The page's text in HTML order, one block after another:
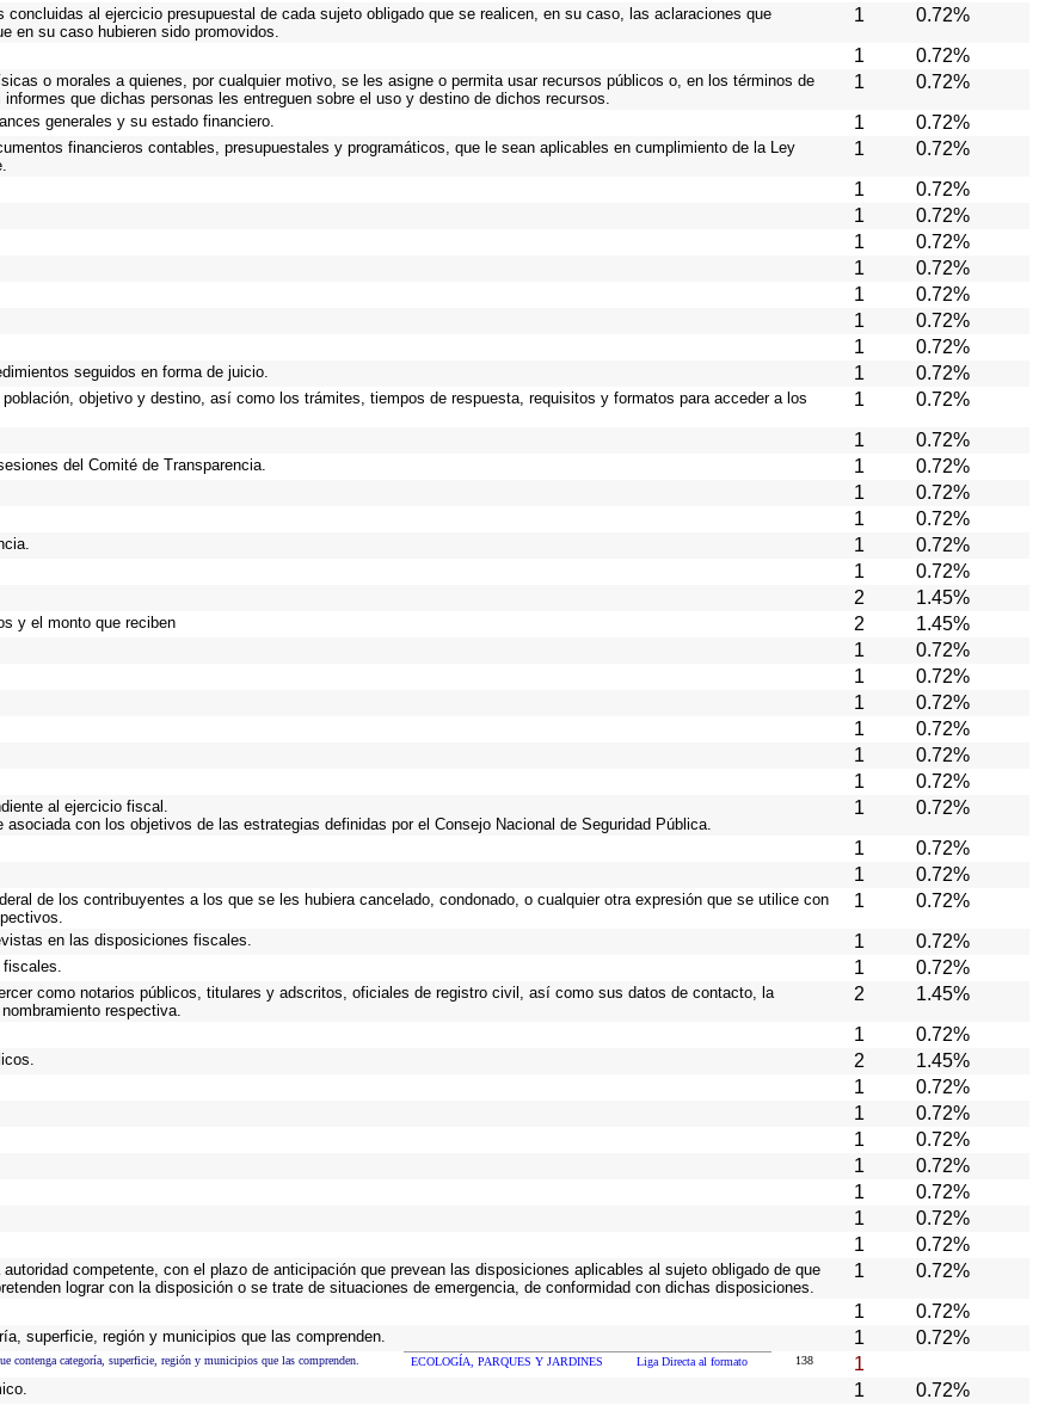
al ejercicio presupuestal de cada sujeto obligado que se realicen, en su caso, las aclaraciones que
en su caso hubieren sido promovidos.
1 0.72%
1 0.72%
o morales a quienes, por cualquier motivo, se les asigne o permita usar recursos públicos o, en los términos de
que dichas personas les entreguen sobre el uso y destino de dichos recursos.
1 0.72%
generales y su estado financiero. 1 0.72%
financieros contables, presupuestales y programáticos, que le sean aplicables en cumplimiento de la Ley
1 0.72%
1 0.72%
1 0.72%
1 0.72%
1 0.72%
1 0.72%
1 0.72%
1 0.72%
seguidos en forma de juicio. 1 0.72%
objetivo y destino, así como los trámites, tiempos de respuesta, requisitos y formatos para acceder a los
1 0.72%
1 0.72%
del Comité de Transparencia. 1 0.72%
1 0.72%
1 0.72%
1 0.72%
1 0.72%
2 1.45%
y el monto que reciben 2 1.45%
1 0.72%
1 0.72%
1 0.72%
1 0.72%
1 0.72%
1 0.72%
al ejercicio fiscal.
con los objetivos de las estrategias definidas por el Consejo Nacional de Seguridad Pública.
1 0.72%
1 0.72%
1 0.72%
de los contribuyentes a los que se les hubiera cancelado, condonado, o cualquier otra expresión que se utilice con
1 0.72%
en las disposiciones fiscales. 1 0.72%
fiscales. 1 0.72%
como notarios públicos, titulares y adscritos, oficiales de registro civil, así como sus datos de contacto, la
respectiva.
2 1.45%
1 0.72%
2 1.45%
1 0.72%
1 0.72%
1 0.72%
1 0.72%
1 0.72%
1 0.72%
1 0.72%
competente, con el plazo de anticipación que prevean las disposiciones aplicables al sujeto obligado de que
lograr con la disposición o se trate de situaciones de emergencia, de conformidad con dichas disposiciones.
1 0.72%
1 0.72%
superficie, región y municipios que las comprenden. 1 0.72%
contenga categoría, superficie, región y municipios que las comprenden. ECOLOGÍA, PARQUES Y JARDINES Liga Directa al formato 138 1
1 0.72%